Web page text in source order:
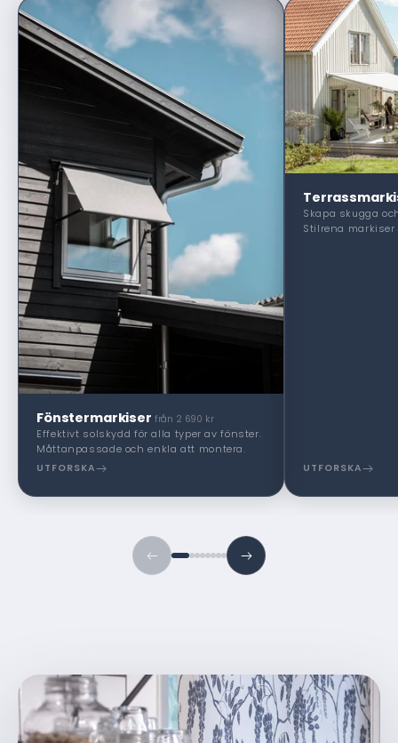
Fönstermarkiser från 2 690 kr
Effektivt solskydd för alla typer av fönster.
Måttanpassade och enkla att montera.
UTFORSKA
Skapa skugga
Stilrena
UTFORSKA